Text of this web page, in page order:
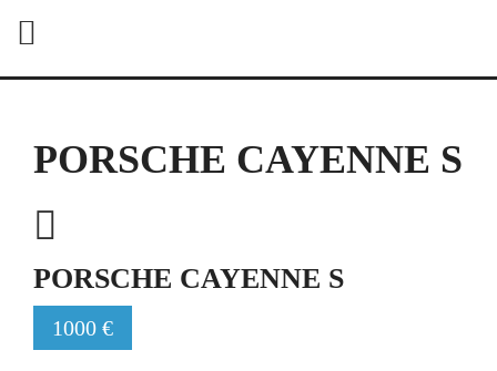
PORSCHE CAYENNE S
PORSCHE CAYENNE S
1000 €